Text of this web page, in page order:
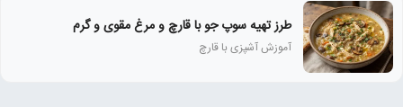
طرز تهیه سوپ جو با قارچ و مرغ مقوی و گرم
آموزش آشپزی با قارچ